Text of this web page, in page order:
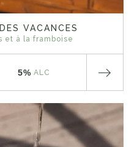
VACANCES
et à la framboise
5% ALC